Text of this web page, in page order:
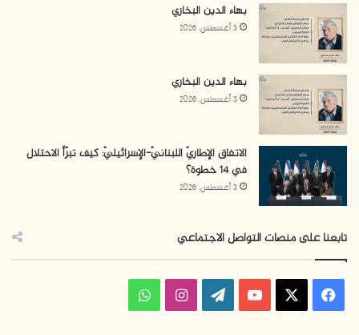
بهاء الدين البخاري
3 أغسطس، 2026
بهاء الدين البخاري
3 أغسطس، 2026
الاتفاق الإطاريّ اللبنانيّ-الإسرائيليّ: كيف تبرّأ الاحتلال
في 14 خطوة؟
3 أغسطس، 2026
تابعنا على منصات التواصل الاجتماعي